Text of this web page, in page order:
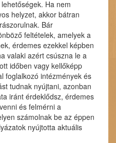
Ha nem
helyzet, akkor bátran
Bár
feltételek, amelyek a
érdemes ezekkel képben
valaki azért csúszna le a
időben vagy kellőképp
foglalkozó intézmények és
tudnak nyújtani, azonban
iránt érdeklődsz, érdemes
és felmérni a
számolnak be az éppen
nyújtotta aktuális